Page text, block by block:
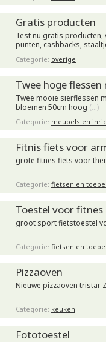
Gratis producten
Test nu gratis
punten, cashbacks,
Categorie: overige
Twee hoge
Twee mooie sierflessen
bloemen 50cm hoog (…)
Categorie: meubels en
Fitnis fiets voor
grote fitnes fiets voor
Categorie: fietsen en
Toestel voor fitnes
groot sport fietstoestel
Categorie: fietsen en
Pizzaoven
Nieuwe pizzaoven tristar
Categorie: keuken
Fototoestel